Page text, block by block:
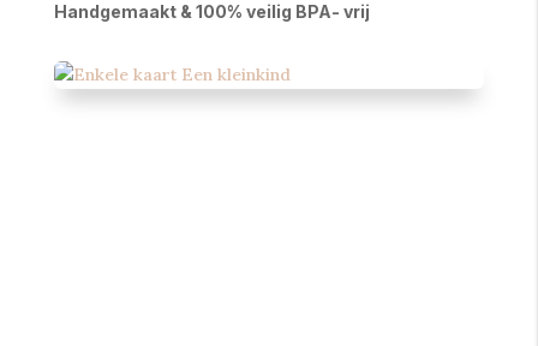
Handgemaakt & 100% veilig BPA- vrij